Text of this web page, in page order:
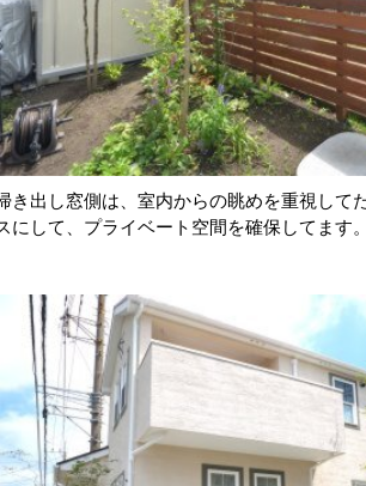
き出し窓側は、室内からの眺めを重視して
にして、プライベート空間を確保してます。